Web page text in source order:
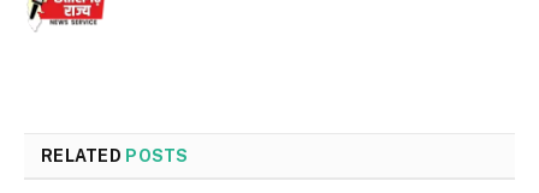
RELATED POSTS